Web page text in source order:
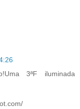
3ªF iluminada